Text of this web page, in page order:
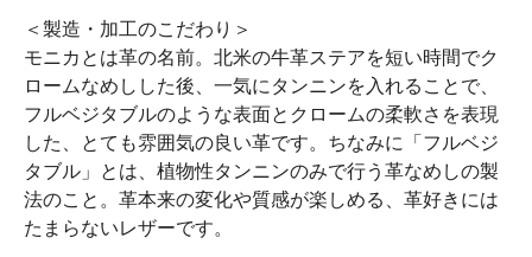
＜製造・加工のこだわり＞
モニカとは革の名前。北米の牛革ステアを短い時間でク
ロームなめしした後、一気にタンニンを入れることで、
フルベジタブルのような表面とクロームの柔軟さを表現
した、とても雰囲気の良い革です。ちなみに「フルベジ
タブル」とは、植物性タンニンのみで行う革なめしの製
法のこと。革本来の変化や質感が楽しめる、革好きには
たまらないレザーです。